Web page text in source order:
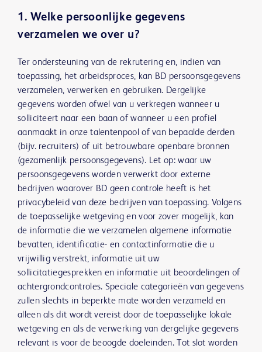
1. Welke persoonlijke gegevens
verzamelen we over u?
Ter ondersteuning van de rekrutering en, indien van
toepassing, het arbeidsproces, kan BD persoonsgegevens
verzamelen, verwerken en gebruiken. Dergelijke
gegevens worden ofwel van u verkregen wanneer u
solliciteert naar een baan of wanneer u een profiel
aanmaakt in onze talentenpool of van bepaalde derden
(bijv. recruiters) of uit betrouwbare openbare bronnen
(gezamenlijk persoonsgegevens). Let op: waar uw
persoonsgegevens worden verwerkt door externe
bedrijven waarover BD geen controle heeft is het
privacybeleid van deze bedrijven van toepassing. Volgens
de toepasselijke wetgeving en voor zover mogelijk, kan
de informatie die we verzamelen algemene informatie
bevatten, identificatie- en contactinformatie die u
vrijwillig verstrekt, informatie uit uw
sollicitatiegesprekken en informatie uit beoordelingen of
achtergrondcontroles. Speciale categorieën van gegevens
zullen slechts in beperkte mate worden verzameld en
alleen als dit wordt vereist door de toepasselijke lokale
wetgeving en als de verwerking van dergelijke gegevens
relevant is voor de beoogde doeleinden. Tot slot worden